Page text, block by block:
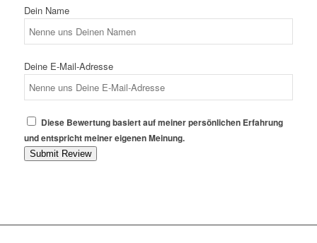
Dein Name
Deine E-Mail-Adresse
Diese Bewertung basiert auf meiner persönlichen Erfahrung
und entspricht meiner eigenen Meinung.
Submit Review